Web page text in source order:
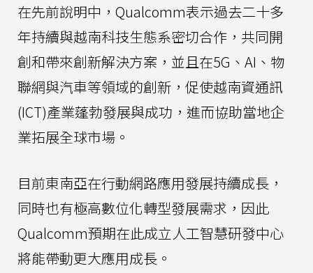
在先前說明中，Qualcomm表示過去二十多
年持續與越南科技生態系密切合作，共同開
創和帶來創新解決方案，並且在5G、AI、物
聯網與汽車等領域的創新，促使越南資通訊
(ICT)產業蓬勃發展與成功，進而協助當地企
業拓展全球市場。
目前東南亞在行動網路應用發展持續成長，
同時也有極高數位化轉型發展需求，因此
Qualcomm預期在此成立人工智慧研發中心
將能帶動更大應用成長。